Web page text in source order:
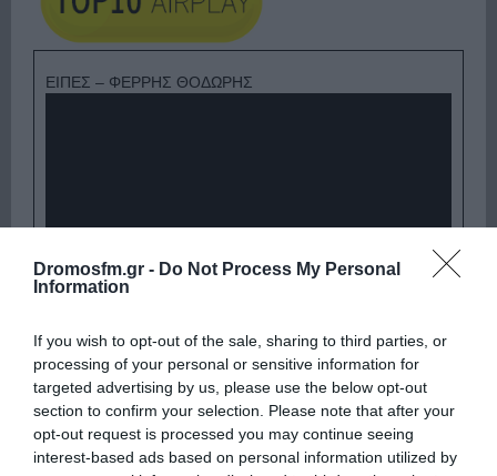
Dromosfm.gr - Do Not Process My Personal
Information
If you wish to opt-out of the sale, sharing to third parties, or
processing of your personal or sensitive information for
targeted advertising by us, please use the below opt-out
section to confirm your selection. Please note that after your
opt-out request is processed you may continue seeing
interest-based ads based on personal information utilized by
ΕΙΠΕΣ – ΦΕΡΡΗΣ ΘΟΔΩΡΗΣ
Παρακαλώ Περιμένετε...
ΛΟΓΑΡΙΑΣΜΟΣ - ΛΙΟΛΙΟΥ ΚΑΤΕΡΙΝΑ